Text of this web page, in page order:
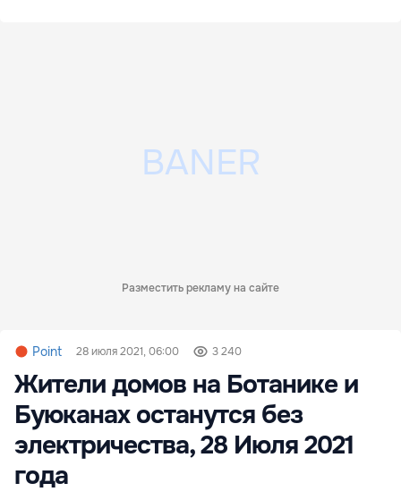
Разместить рекламу на сайте
Point 28 июля 2021, 06:00 3 240
Жители домов на Ботанике и
Буюканах останутся без
электричества, 28 Июля 2021
года